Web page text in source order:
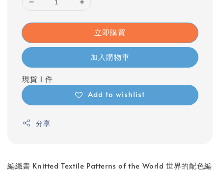
立即購買
加入購物車
現貨 1 件
Add to wishlist
分享
編織書 Knitted Textile Patterns of the World 世界的配色編